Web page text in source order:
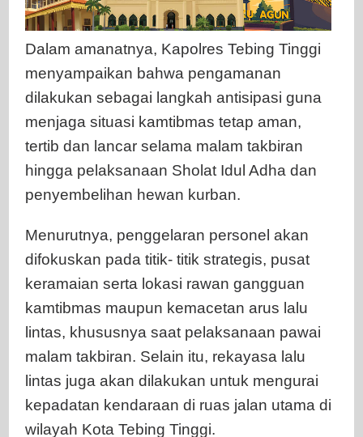
Dalam amanatnya, Kapolres Tebing Tinggi
menyampaikan bahwa pengamanan
dilakukan sebagai langkah antisipasi guna
menjaga situasi kamtibmas tetap aman,
tertib dan lancar selama malam takbiran
hingga pelaksanaan Sholat Idul Adha dan
penyembelihan hewan kurban.
Menurutnya, penggelaran personel akan
difokuskan pada titik- titik strategis, pusat
keramaian serta lokasi rawan gangguan
kamtibmas maupun kemacetan arus lalu
lintas, khususnya saat pelaksanaan pawai
malam takbiran. Selain itu, rekayasa lalu
lintas juga akan dilakukan untuk mengurai
kepadatan kendaraan di ruas jalan utama di
wilayah Kota Tebing Tinggi.